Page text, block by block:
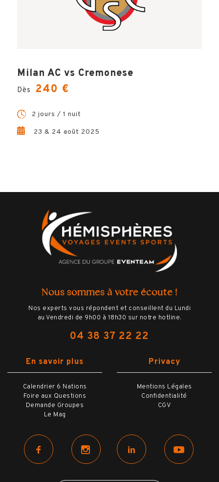
Ο
1 nuit d’hôtel base chambre double et petit-
déjeuner
La place de stade pour assister à la
rencontre
ΟL'assistance Hémisphères Voyages à
OPTIONS
Milan AC vs Cremonese
Dès 240 €
2 jours / 1 nuit
23 & 24 août 2025
Nous sommes à votre écoute !
Nos experts vous répondent et conseillent du Lundi
au Vendredi de 9h00 à 18h30 sur notre hotline.
04 38 37 22 22
En savoir plus
Calendrier 6 Nations
Foire aux Questions
Demande Groupes
Le Mag
Privacy
Mentions Légales
Confidentialité
CGV